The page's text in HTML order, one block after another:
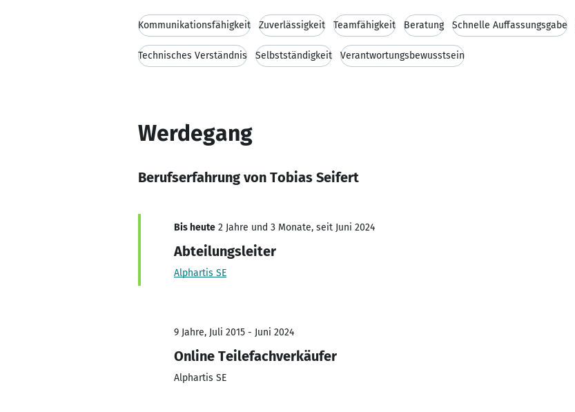
Kommunikationsfähigkeit Zuverlässigkeit Teamfähigkeit Beratung Schnelle Auffassungsgabe
Technisches Verständnis Selbstständigkeit Verantwortungsbewusstsein
Werdegang
Berufserfahrung von Tobias Seifert
Bis heute 2 Jahre und 3 Monate, seit Juni 2024
Abteilungsleiter
Alphartis SE
9 Jahre, Juli 2015 - Juni 2024
Online Teilefachverkäufer
Alphartis SE